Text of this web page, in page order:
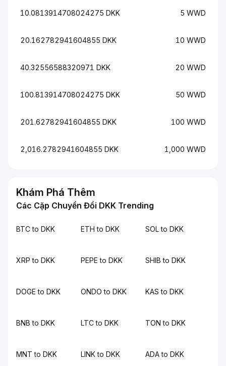
10.0813914708024275 DKK 5 WWD
20.162782941604855 DKK 10 WWD
40.32556588320971 DKK 20 WWD
100.813914708024275 DKK 50 WWD
201.62782941604855 DKK 100 WWD
2,016.2782941604855 DKK 1,000 WWD
Khám Phá Thêm
Các Cặp Chuyển Đổi DKK Trending
BTC to DKK ETH to DKK SOL to DKK
XRP to DKK PEPE to DKK SHIB to DKK
DOGE to DKK ONDO to DKK KAS to DKK
BNB to DKK LTC to DKK TON to DKK
MNT to DKK LINK to DKK ADA to DKK